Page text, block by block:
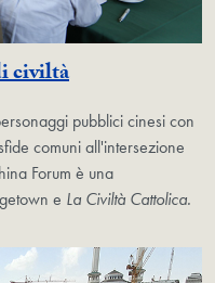
civiltà
pubblici cinesi con
comuni all'intersezione
Forum è una
e La Civiltà Cattolica.